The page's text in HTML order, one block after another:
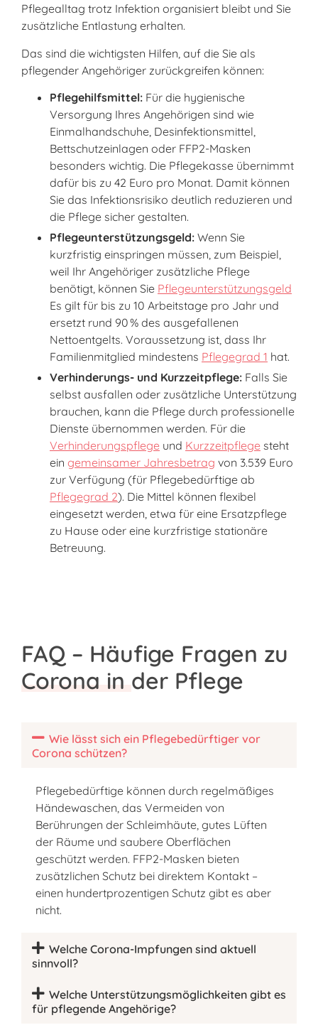
Pflegealltag trotz Infektion organisiert bleibt und Sie
zusätzliche Entlastung erhalten.
Das sind die wichtigsten Hilfen, auf die Sie als
pflegender Angehöriger zurückgreifen können:
Pflegehilfsmittel: Für die hygienische
Versorgung Ihres Angehörigen sind wie
Einmalhandschuhe, Desinfektionsmittel,
Bettschutzeinlagen oder FFP2-Masken
besonders wichtig. Die Pflegekasse übernimmt
dafür bis zu 42 Euro pro Monat. Damit können
Sie das Infektionsrisiko deutlich reduzieren und
die Pflege sicher gestalten.
Pflegeunterstützungsgeld: Wenn Sie
kurzfristig einspringen müssen, zum Beispiel,
weil Ihr Angehöriger zusätzliche Pflege
benötigt, können Sie Pflegeunterstützungsgeld
Es gilt für bis zu 10 Arbeitstage pro Jahr und
ersetzt rund 90 % des ausgefallenen
Nettoentgelts. Voraussetzung ist, dass Ihr
Familienmitglied mindestens Pflegegrad 1 hat.
Verhinderungs- und Kurzzeitpflege: Falls Sie
selbst ausfallen oder zusätzliche Unterstützung
brauchen, kann die Pflege durch professionelle
Dienste übernommen werden. Für die
Verhinderungspflege und Kurzzeitpflege steht
ein gemeinsamer Jahresbetrag von 3.539 Euro
zur Verfügung (für Pflegebedürftige ab
Pflegegrad 2). Die Mittel können flexibel
eingesetzt werden, etwa für eine Ersatzpflege
zu Hause oder eine kurzfristige stationäre
Betreuung.
FAQ – Häufige Fragen zu
Corona in der Pflege
Wie lässt sich ein Pflegebedürftiger vor
Corona schützen?
Pflegebedürftige können durch regelmäßiges
Händewaschen, das Vermeiden von
Berührungen der Schleimhäute, gutes Lüften
der Räume und saubere Oberflächen
geschützt werden. FFP2-Masken bieten
zusätzlichen Schutz bei direktem Kontakt –
einen hundertprozentigen Schutz gibt es aber
nicht.
Welche Corona-Impfungen sind aktuell
sinnvoll?
Welche Unterstützungsmöglichkeiten gibt es
für pflegende Angehörige?